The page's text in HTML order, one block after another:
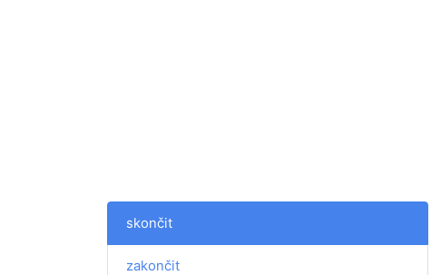
skončit
zakončit